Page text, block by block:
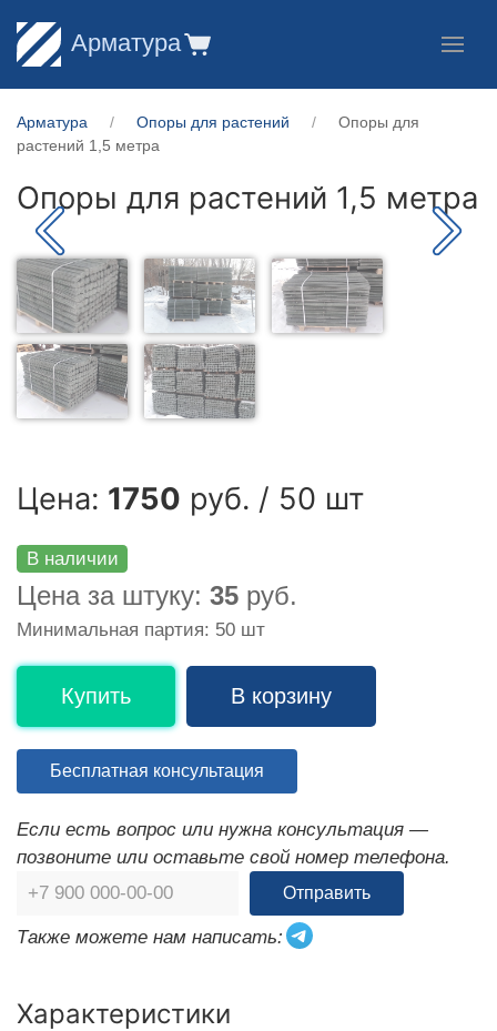
Арматура
Арматура Опоры для растений
Опоры для
растений 1,5 метра
Опоры для растений 1,5 метра
Цена: 1750 руб. / 50 шт
В наличии
Цена за штуку: 35 руб.
Минимальная партия: 50 шт
Купить В корзину
Бесплатная консультация
Если есть вопрос или нужна консультация —
позвоните или оставьте свой номер телефона.
Отправить
Также можете нам написать:
Характеристики